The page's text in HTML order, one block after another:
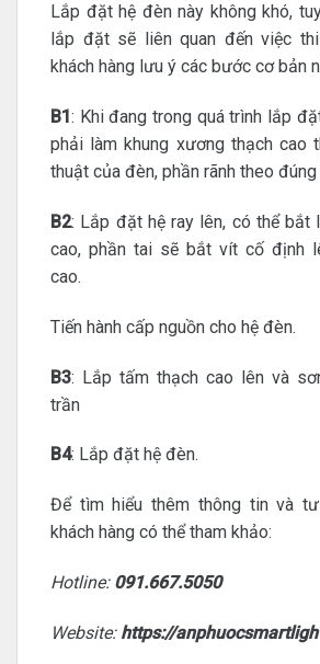
Lắp đặt hệ đèn này không khó,
lắp đặt sẽ liên quan đến việc
khách hàng lưu ý các bước cơ bản
B1 : Khi đang trong quá trình lắp
phải làm khung xương thạch cao
thuật của đèn, phần rãnh theo
B2: Lắp đặt hệ ray lên, có thể bắt
cao, phần tai sẽ bắt vít cố định
cao.
Tiến hành cấp nguồn cho hệ đèn.
B3: Lắp tấm thạch cao lên và
trần
B4: Lắp đặt hệ đèn.
Để tìm hiểu thêm thông tin và
khách hàng có thể tham khảo:
Hotline: 091.667.5050
Website: https://